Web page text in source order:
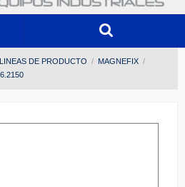
DE PRODUCTO
MAGNEFIX